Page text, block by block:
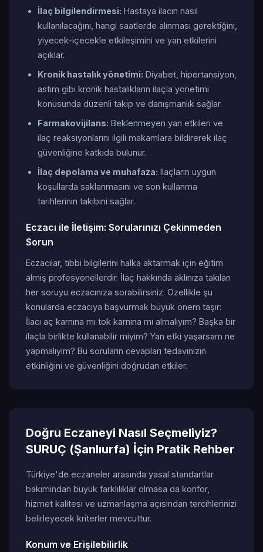
İlaç bilgilendirmesi: Hastaya ilacın nasıl
kullanılacağını, hangi saatlerde alınması gerektiğini,
yiyecek-içecekle etkileşimini ve yan etkilerini
açıklar.
Kronik hastalık yönetimi: Diyabet, hipertansiyon,
astım gibi kronik hastalıkların ilaçla yönetimi
konusunda düzenli takip ve danışmanlık sağlar.
Farmakovijilans: Beklenmeyen yan etkileri ve
ilaç reaksiyonlarını ilgili makamlara bildirerek ilaç
güvenliğine katkıda bulunur.
İlaç depolama ve muhafaza: Ilaçların uygun
koşullarda saklanmasını ve son kullanma
tarihlerinin takibini sağlar.
Eczacı ile İletişim: Sorularınızı Çekinmeden
Sorun
Eczacılar, tıbbi bilgilerini halka aktarmak için eğitim
almış profesyonellerdir. İlaç hakkında aklınıza takılan
her soruyu eczacınıza sorabilirsiniz. Özellikle şu
konularda eczacıya başvurmak büyük önem taşır:
İlacı aç karnına mı tok karnına mı almalıyım? Başka bir
ilaçla birlikte kullanabilir miyim? Yan etki yaşarsam ne
yapmalıyım? Bu soruların cevapları tedavinizin
etkinliğini ve güvenliğini doğrudan etkiler.
Doğru Eczaneyi Nasıl Seçmeliyiz?
SURUÇ (Şanlıurfa) İçin Pratik Rehber
Türkiye'de eczaneler arasında yasal standartlar
bakımından büyük farklılıklar olmasa da konfor,
hizmet kalitesi ve uzmanlaşma açısından tercihlerinizi
belirleyecek kriterler mevcuttur.
Konum ve Erişilebilirlik